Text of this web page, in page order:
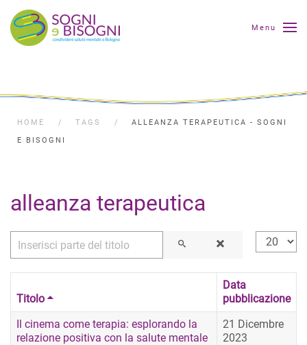
Menu
HOME TAGS
ALLEANZA TERAPEUTICA - SOGNI
E BISOGNI
alleanza terapeutica
Inserisci parte del titolo
Titolo
Data
pubblicazione
Il cinema come terapia: esplorando la
relazione positiva con la salute mentale
21 Dicembre
2023